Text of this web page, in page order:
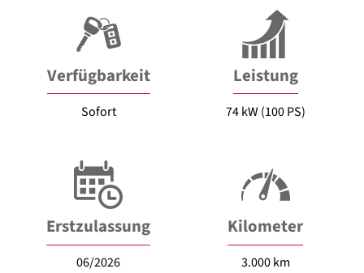
Verfügbarkeit
Sofort
Leistung
74 kW (100 PS)
Erstzulassung
06/2026
Kilometer
3.000 km